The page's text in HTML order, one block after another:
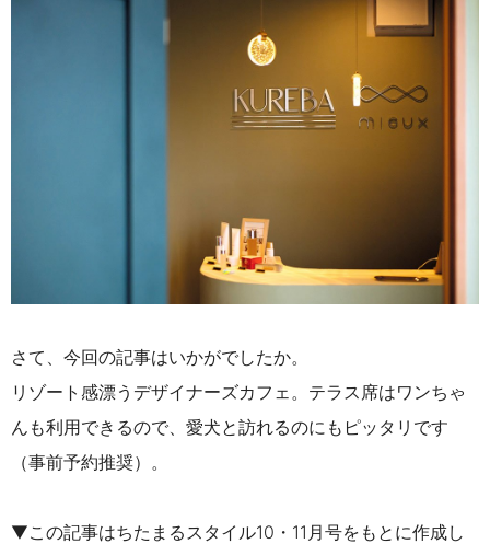
さて、今回の記事はいかがでしたか。
リゾート感漂うデザイナーズカフェ。テラス席はワンちゃ
んも利用できるので、愛犬と訪れるのにもピッタリです
（事前予約推奨）。
▼この記事はちたまるスタイル10・11月号をもとに作成し